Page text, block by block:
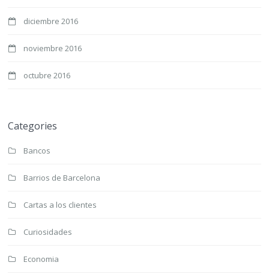
diciembre 2016
noviembre 2016
octubre 2016
Categories
Bancos
Barrios de Barcelona
Cartas a los clientes
Curiosidades
Economia